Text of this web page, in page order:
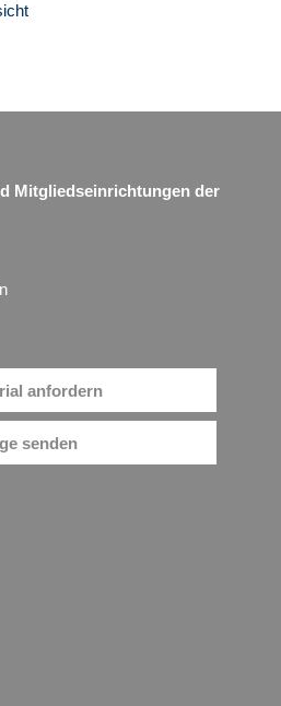
Mitgliedseinrichtungen der
anfordern
senden